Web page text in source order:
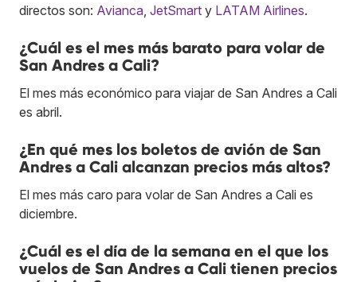
directos son: Avianca JetSmart y LATAM Airlines.
¿Cuál es el mes más barato para volar de
San Andres a Cali?
El mes más económico para viajar de San Andres a Cali
es abril.
¿En qué mes los boletos de avión de San
Andres a Cali alcanzan precios más altos?
El mes más caro para volar de San Andres a Cali es
diciembre.
¿Cuál es el día de la semana en el que los
vuelos de San Andres a Cali tienen precios